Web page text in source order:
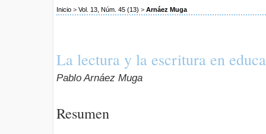
Inicio > Vol. 13, Núm. 45 (13) > Arnáez Muga
La lectura y la escritura en
Pablo Arnáez Muga
Resumen